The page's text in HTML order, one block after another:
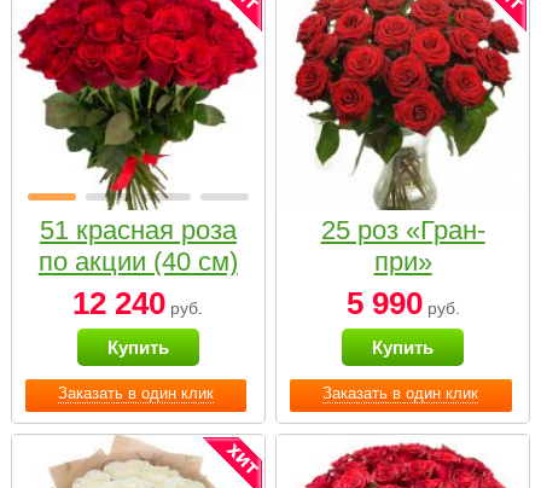
Заказать в один клик
51 красная роза
по акции (40 см)
12 240 руб.
Купить
Заказать в один клик
25 роз «Гран-
при»
5 990руб.
Купить